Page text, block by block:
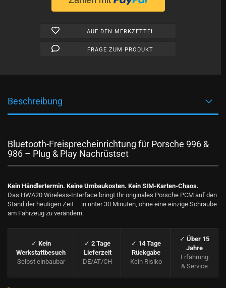
AUF DEN MERKZETTEL
FRAGE ZUM PRODUKT
Beschreibung
Bluetooth-Freisprecheinrichtung für Porsche 996 &
986 – Plug & Play Nachrüstset
Kein Händlertermin. Keine Umbaukosten. Kein SIM-Karten-Chaos.
Das HWA20 Wireless-Interface bringt Ihr originales Porsche PCM auf den
Stand der heutigen Zeit – in unter 30 Minuten, ohne eine einzige Schraube
am Fahrzeug zu verändern.
✓ Kein
Werkstattbesuch
Selbst einbaubar
✓ 2 Tage
Lieferzeit
DE/AT/CH
✓ 14 Tage
Rückgabe
Kein Risiko
✓ Über 15
Jahre
Erfahrung
& Service